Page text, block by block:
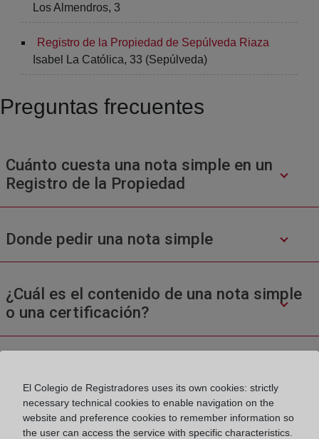
Los Almendros, 3
Registro de la Propiedad de Sepúlveda Riaza
Isabel La Católica, 33 (Sepúlveda)
Preguntas frecuentes
Cuánto cuesta una nota simple en un
Registro de la Propiedad
Donde pedir una nota simple
¿Cuál es el contenido de una nota simple
o una certificación?
hipoteca?
El Colegio de Registradores uses its own cookies: strictly
necessary technical cookies to enable navigation on the
website and preference cookies to remember information so
the user can access the service with specific characteristics.